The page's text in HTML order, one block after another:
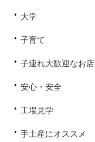
大学
子育て
子連れ大歓迎なお店
安心・安全
工場見学
手土産にオススメ